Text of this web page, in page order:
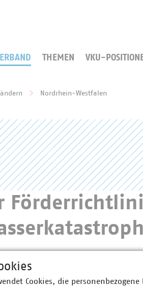
THEMEN VKU-
Nordrhein-Westfalen
Cookies, die